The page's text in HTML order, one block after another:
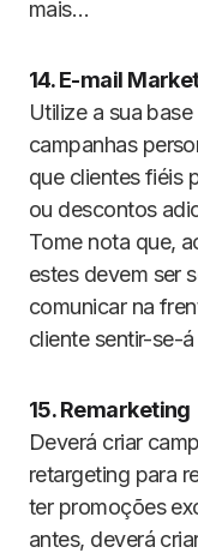
mais…
14. E-mail
Utilize a sua
campanhas
que clientes fiéis
ou descontos
Tome nota que,
estes devem ser
comunicar na
cliente sentir-se-
15. Remarketing
Deverá criar
retargeting para
ter promoções
antes, deverá